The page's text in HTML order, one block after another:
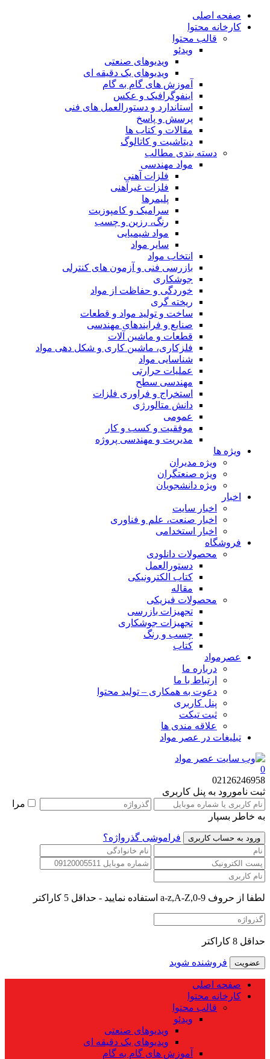
صفحه اصلی
کارخانه محتوا
قالب محتوا
ویدئو
ویدیوهای صنعتی
ویدیوهای یک دقیقه ای
آموزش های گام به گام
اینفوگرافیک و عکس
استاندارد و دستورالعمل های فنی
پرسش و پاسخ
مقالات و کتاب ها
دیتاشیت و کاتالوگ
دسته بندی مطالب
مواد مهندسی
فلزات آهنی
فلزات غیرآهنی
پلیمرها
سرامیک و کامپوزیت
رنگ، رزین و چسب
مواد شیمیایی
سایر مواد
انتخاب مواد
بازرسی فنی و آزمون های کنترلی
جوشکاری
خوردگی و حفاظت از مواد
ریخته گری
ساخت و تولید مواد و قطعات
صنایع و فرایندهای مهندسی
قطعات و ماشین آلات
فلزکاری، ماشین کاری و شکل دهی مواد
شناسایی مواد
عملیات حرارتی
مهندسی سطح
استخراج و فراوری فلزات
دانش متالورژی
عمومی
موفقیت و کسب و کار
مدیریت و مهندسی پروژه
ویژه ها
ویژه مدیران
ویژه صنعتگران
ویژه دانشجویان
اخبار
اخبار سایت
اخبار صنعت، علم و فناوری
اخبار استخدامی
فروشگاه
محصولات دانلودی
دستورالعمل
کتاب الکترونیکی
مقاله
محصولات فیزیکی
تجهیزات بازرسی
تجهیزات جوشکاری
چسب و رنگ
کتاب
عصرمواد
درباره ما
ارتباط با ما
دعوت به همکاری – تولید محتوا
پنل کاربری
ثبت تیکت
علاقه مندی ها
تبلیغات در عصر مواد
0
02126246958
ثبت نامورود به پنل کاربری
مرا
به خاطر بسپار
فراموشی گذرواژه؟
لطفا از حروف a-z,A-Z,0-9 استفاده نمایید - حداقل 5 کاراکتر
حداقل 8 کاراکتر
فروشنده شوید
صفحه اصلی
کارخانه محتوا
قالب محتوا
ویدئو
ویدیوهای صنعتی
ویدیوهای یک دقیقه ای
آموزش های گام به گام